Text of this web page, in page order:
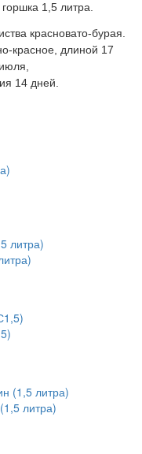
1,5 литра.
красновато-бурая.
красное, длиной 17
14 дней.
литра)